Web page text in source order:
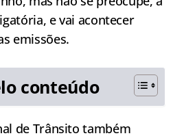
e vai acontecer
emissões.
conteúdo
de Trânsito também